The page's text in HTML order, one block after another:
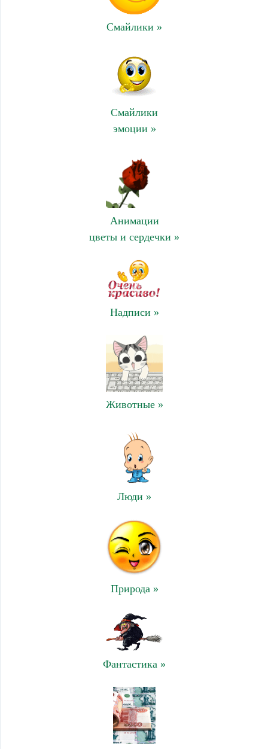
Смайлики »
Смайлики
эмоции »
Анимации
цветы и сердечки »
Надписи »
Животные »
Люди »
Природа »
Фантастика »